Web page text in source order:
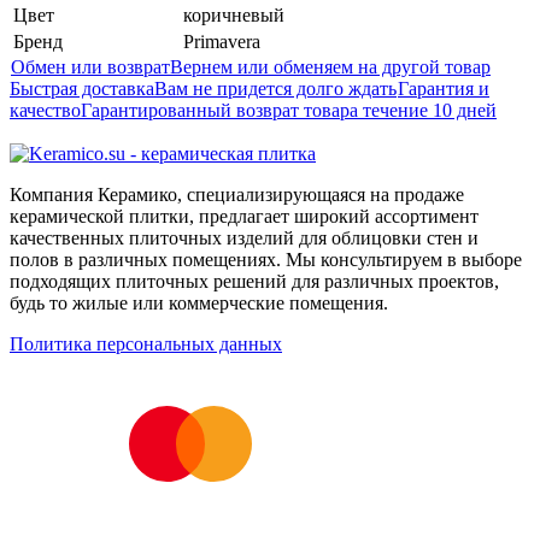
Цвет
коричневый
Бренд
Primavera
Обмен или возвратВернем или обменяем на другой товар
Быстрая доставкаВам не придется долго ждатьГарантия и
качествоГарантированный возврат товара течение 10 дней
Компания Керамико, специализирующаяся на продаже
керамической плитки, предлагает широкий ассортимент
качественных плиточных изделий для облицовки стен и
полов в различных помещениях. Мы консультируем в выборе
подходящих плиточных решений для различных проектов,
будь то жилые или коммерческие помещения.
Политика персональных данных